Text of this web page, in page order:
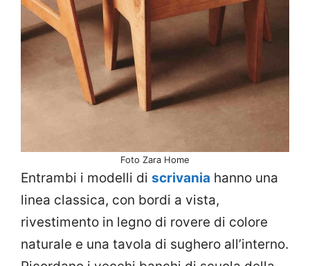
Foto Zara Home
Entrambi i modelli di scrivania hanno una
linea classica, con bordi a vista,
rivestimento in legno di rovere di colore
naturale e una tavola di sughero all’interno.